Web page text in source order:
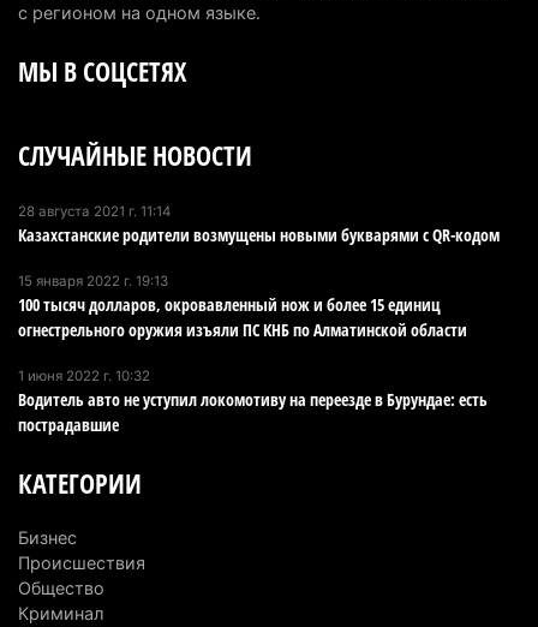
Алматинской области, судят спустя год после
катеров для Formula-1 H2O и откроют академию
пилотов
В Alatau City Authority назначили нового
4 августа 2026 г. 20:22
Партия «Әділет» предложила превратить
рабочих мест
В Алматинской области назначили нового
председателя административного суда
с регионом на одном языке.
МЫ В СОЦСЕТЯХ
СЛУЧАЙНЫЕ НОВОСТИ
28 августа 2021 г. 11:14
Казахстанские родители возмущены новыми букварями с QR-кодом
15 января 2022 г. 19:13
100 тысяч долларов, окровавленный нож и более 15 единиц
огнестрельного оружия изъяли ПС КНБ по Алматинской области
1 июня 2022 г. 10:32
Водитель авто не уступил локомотиву на переезде в Бурундае: есть
пострадавшие
КАТЕГОРИИ
Бизнес
Происшествия
Общество
Криминал